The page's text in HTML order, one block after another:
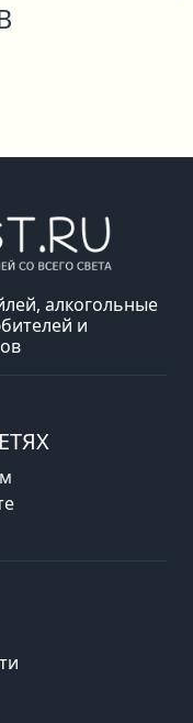
алкогольные
и